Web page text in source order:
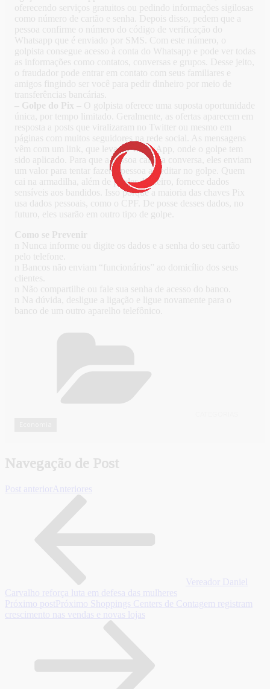
oferecendo serviços gratuitos ou pedindo informações sigilosas
como número de cartão e senha. Depois disso, pedem que a
pessoa confirme o número do código de verificação do
Whatsapp que é enviado por SMS. Com este número, o
golpista consegue acesso à conta do Whatsapp e pode ver todas
as informações como contatos, conversas e grupos. Desse jeito,
o fraudador pode entrar em contato com seus familiares e
amigos fingindo ser você para pedir dinheiro por meio de
transferências bancárias.
– Golpe do Pix – O golpista oferece uma suposta oportunidade
única, por tempo limitado. Geralmente, as ofertas aparecem em
resposta a posts que viralizaram no Twitter ou mesmo em
páginas com muitos seguidores na rede social. As mensagens
vêm com um link, que leva ao WhatsApp, onde o golpe tem
sido aplicado. Para que a pessoa caia na conversa, eles enviam
um valor para tentar fazer a pessoa acreditar no golpe. Quem
cai na armadilha, além de perder dinheiro, fornece dados
sensíveis aos bandidos. Isso porque a maioria das chaves Pix
usa dados pessoais, como o CPF. De posse desses dados, no
futuro, eles usarão em outro tipo de golpe.
Como se Prevenir
n Nunca informe ou digite os dados e a senha do seu cartão
pelo telefone.
n Bancos não enviam “funcionários” ao domicílio dos seus
clientes.
n Não compartilhe ou fale sua senha de acesso do banco.
n Na dúvida, desligue a ligação e ligue novamente para o
banco de um outro aparelho telefônico.
Navegação de Post
Post anterior Anteriores
Vereador Daniel
Carvalho reforça luta em defesa das mulheres
Próximo post Próximo Shoppings Centers de Contagem registram
crescimento nas vendas e novas lojas